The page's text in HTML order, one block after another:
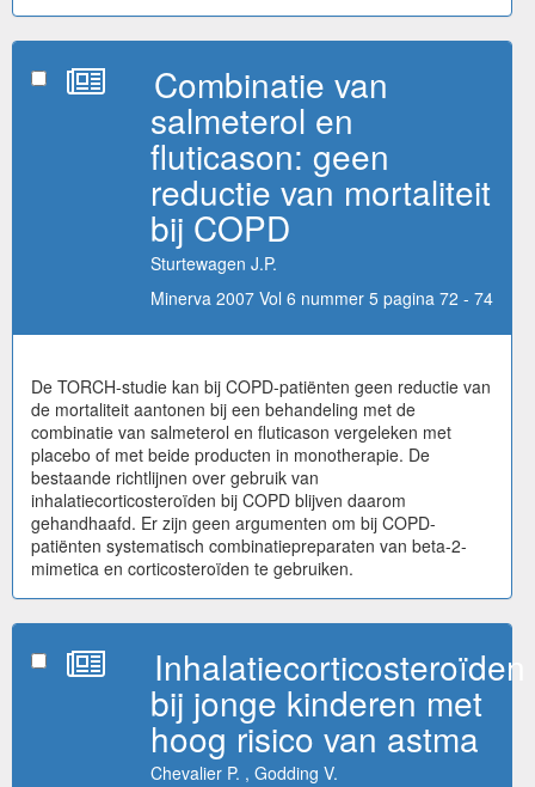
Combinatie van
salmeterol en
fluticason: geen
reductie van mortaliteit
bij COPD
Sturtewagen J.P.
Minerva 2007 Vol 6 nummer 5 pagina 72 - 74
De TORCH-studie kan bij COPD-patiënten geen reductie van
de mortaliteit aantonen bij een behandeling met de
combinatie van salmeterol en fluticason vergeleken met
placebo of met beide producten in monotherapie. De
bestaande richtlijnen over gebruik van
inhalatiecorticosteroïden bij COPD blijven daarom
gehandhaafd. Er zijn geen argumenten om bij COPD-
patiënten systematisch combinatiepreparaten van beta-2-
mimetica en corticosteroïden te gebruiken.
Inhalatiecorticosteroïden
bij jonge kinderen met
hoog risico van astma
Chevalier P. , Godding V.